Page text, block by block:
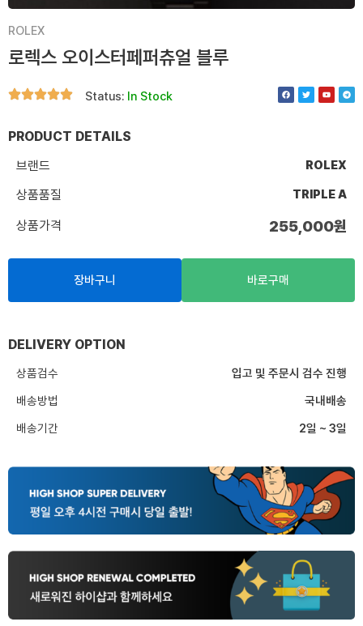
ROLEX
로렉스 오이스터페퍼츄얼 블루
Status: In Stock
F
a
c
T
w
i
Y
o
u
T
e
l
PRODUCT DETAILS
브랜드
ROLEX
상품품질 TRIPLE A
상품가격 255,000원
장바구니 바로구매
DELIVERY OPTION
상품검수
입고 및 주문시 검수 진행
배송방법
국내배송
배송기간
2일 ~ 3일